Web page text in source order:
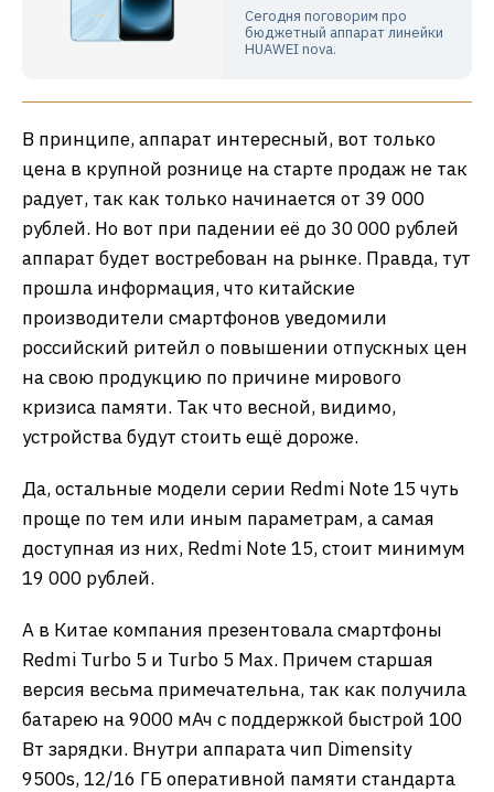
Сегодня поговорим про
бюджетный аппарат линейки
HUAWEI nova.
В принципе, аппарат интересный, вот только
цена в крупной рознице на старте продаж не так
радует, так как только начинается от 39 000
рублей. Но вот при падении её до 30 000 рублей
аппарат будет востребован на рынке. Правда, тут
прошла информация, что китайские
производители смартфонов уведомили
российский ритейл о повышении отпускных цен
на свою продукцию по причине мирового
кризиса памяти. Так что весной, видимо,
устройства будут стоить ещё дороже.
Да, остальные модели серии Redmi Note 15 чуть
проще по тем или иным параметрам, а самая
доступная из них, Redmi Note 15, стоит минимум
19 000 рублей.
А в Китае компания презентовала смартфоны
Redmi Turbo 5 и Turbo 5 Max. Причем старшая
версия весьма примечательна, так как получила
батарею на 9000 мАч с поддержкой быстрой 100
Вт зарядки. Внутри аппарата чип Dimensity
9500s, 12/16 ГБ оперативной памяти стандарта